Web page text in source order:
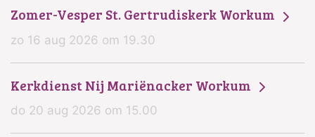
Zomer-Vesper St. Gertrudiskerk Workum
zo 16 aug 2026 om 19.30
Kerkdienst Nij Mariënacker Workum
do 20 aug 2026 om 15.00